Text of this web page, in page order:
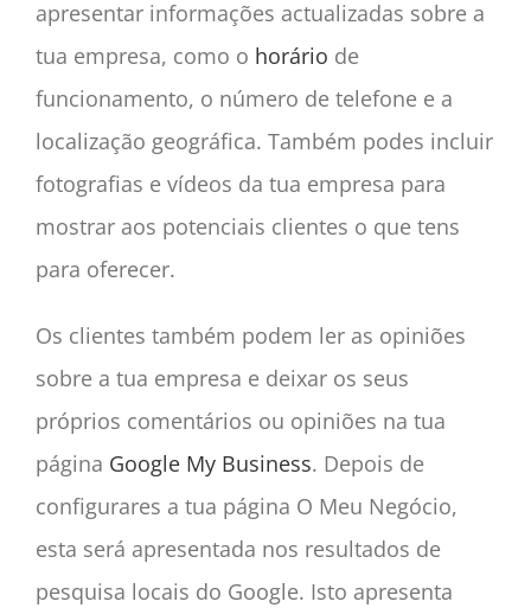
apresentar informações actualizadas sobre a
tua empresa, como o horário de
funcionamento, o número de telefone e a
localização geográfica. Também podes incluir
fotografias e vídeos da tua empresa para
mostrar aos potenciais clientes o que tens
para oferecer.
Os clientes também podem ler as opiniões
sobre a tua empresa e deixar os seus
próprios comentários ou opiniões na tua
página Google My Business. Depois de
configurares a tua página O Meu Negócio,
esta será apresentada nos resultados de
pesquisa locais do Google. Isto apresenta